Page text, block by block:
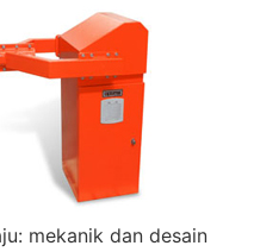
mekanik dan desain